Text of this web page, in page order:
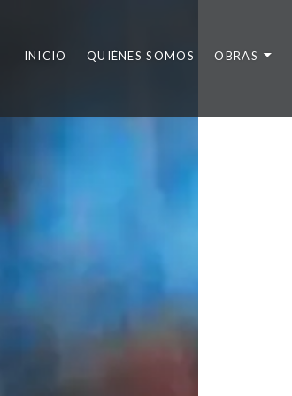
INICIO QUIÉNES SOMOS OBRAS